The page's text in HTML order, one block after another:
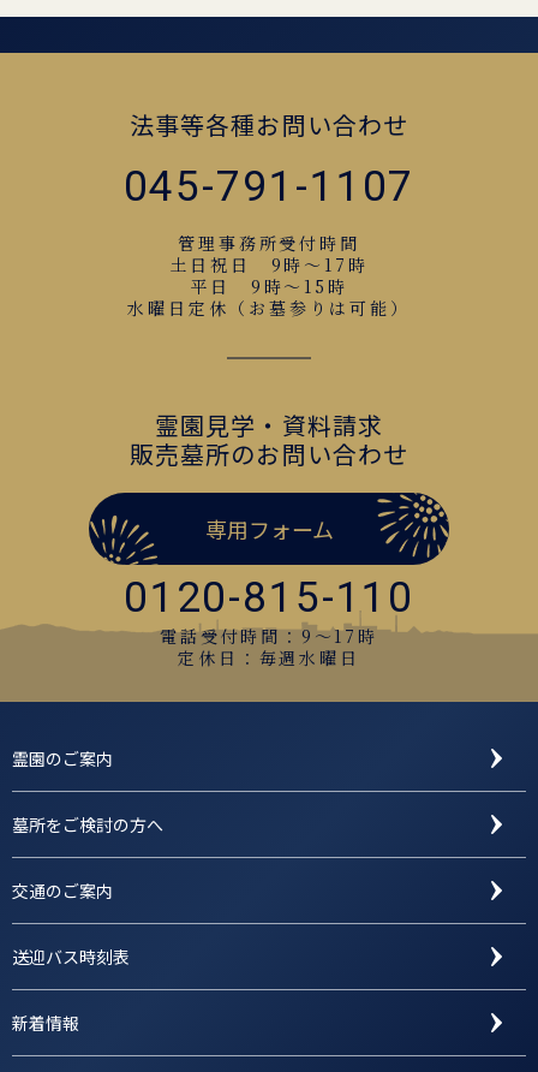
法事等各種お問い合わせ
045-791-1107
管理事務所受付時間
土日祝日 9時～17時
平日 9時～15時
水曜日定休（お墓参りは可能）
霊園見学・資料請求
販売墓所のお問い合わせ
専用フォーム
0120-815-110
電話受付時間：9〜17時
定休日：毎週水曜日
霊園のご案内
墓所をご検討の方へ
交通のご案内
送迎バス時刻表
新着情報